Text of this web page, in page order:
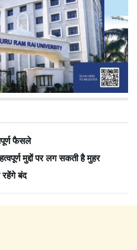
फैसले
मुद्दों पर लग सकती है मुहर
बंद